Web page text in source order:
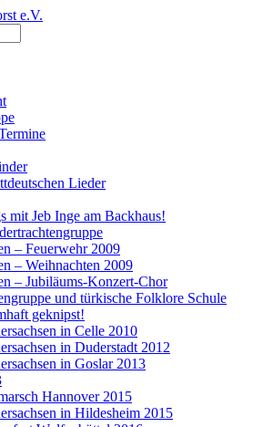
Lieder
mit Jeb Inge am Backhaus!
– Feuerwehr 2009
– Weihnachten 2009
– Jubiläums-Konzert-Chor
und türkische Folklore Schule
geknipst!
in Celle 2010
in Duderstadt 2012
in Goslar 2013
Hannover 2015
in Hildesheim 2015